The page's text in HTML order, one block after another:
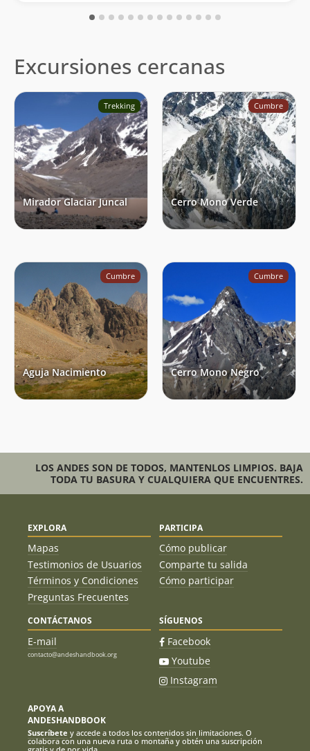
Excursiones cercanas
Trekking
Mirador Glaciar Juncal
Cumbre
Cerro Mono Verde
Cumbre
Aguja Nacimiento
Cumbre
Cerro Mono Negro
LOS ANDES SON DE TODOS, MANTENLOS LIMPIOS. BAJA
TODA TU BASURA Y CUALQUIERA QUE ENCUENTRES.
EXPLORA
Mapas
Testimonios de Usuarios
Términos y Condiciones
Preguntas Frecuentes
PARTICIPA
Cómo publicar
Comparte tu salida
Cómo participar
CONTÁCTANOS
E-mail
contacto@andeshandbook.org
SÍGUENOS
Facebook
Youtube
Instagram
APOYA A
ANDESHANDBOOK
Suscríbete y accede a todos los contenidos sin limitaciones. O
colabora con una nueva ruta o montaña y obtén una suscripción